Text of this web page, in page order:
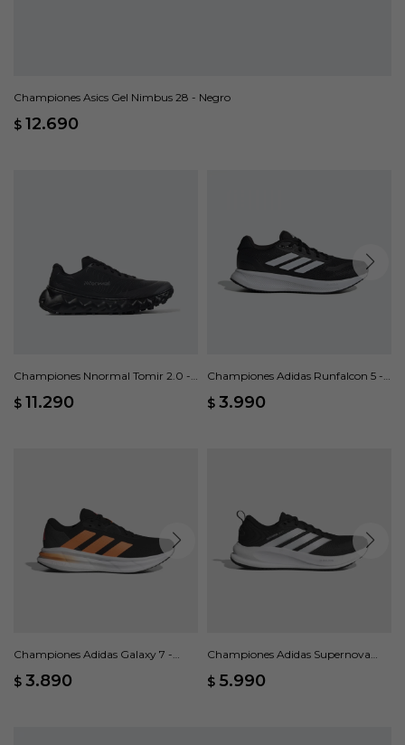
Championes Asics Gel Nimbus 28 - Negro
$ 12.690
Championes Nnormal Tomir 2.0 -
$ 11.290
Championes Adidas Runfalcon 5 -
$ 3.990
Championes Adidas Galaxy 7 -
$ 3.890
Championes Adidas Supernova
$ 5.990